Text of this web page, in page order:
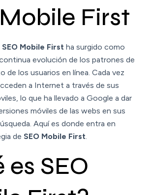
First
SEO Mobile First ha surgido como
evolución de los patrones de
de los usuarios en línea. Cada vez
a Internet a través de sus
lo que ha llevado a Google a dar
móviles de las webs en sus
Aquí es donde entra en
de SEO Mobile First.
es SEO